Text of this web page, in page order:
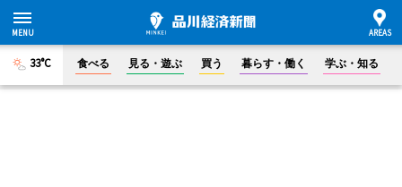
33°C 食べる 見る・遊ぶ 買う 暮らす・働く 学ぶ・知る